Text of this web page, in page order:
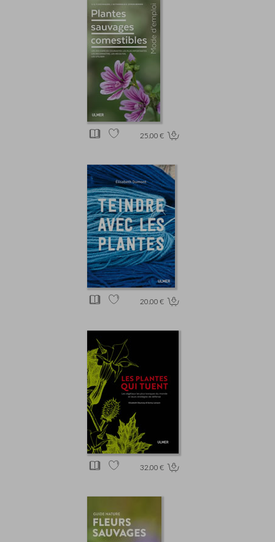
25.00 €
20.00 €
32.00 €